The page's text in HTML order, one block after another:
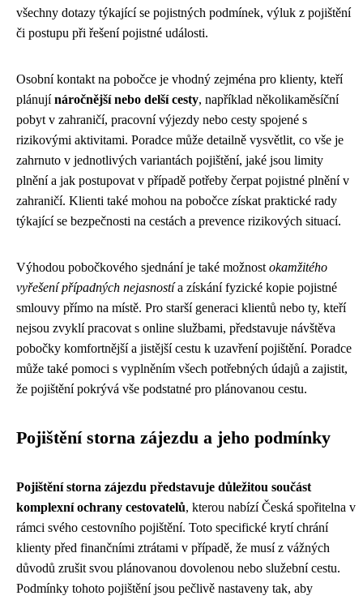
všechny dotazy týkající se pojistných podmínek, výluk z pojištění
či postupu při řešení pojistné události.
Osobní kontakt na pobočce je vhodný zejména pro klienty, kteří
plánujínáročnější nebo delší cesty, například několikaměsíční
pobyt v zahraničí, pracovní výjezdy nebo cesty spojené s
rizikovými aktivitami. Poradce může detailně vysvětlit, co vše je
zahrnuto v jednotlivých variantách pojištění, jaké jsou limity
plnění a jak postupovat v případě potřeby čerpat pojistné plnění v
zahraničí. Klienti také mohou na pobočce získat praktické rady
týkající se bezpečnosti na cestách a prevence rizikových situací.
Výhodou pobočkového sjednání je také možnost okamžitého
vyřešení případných nejasnostía získání fyzické kopie pojistné
smlouvy přímo na místě. Pro starší generaci klientů nebo ty, kteří
nejsou zvyklí pracovat s online službami, představuje návštěva
pobočky komfortnější a jistější cestu k uzavření pojištění. Poradce
může také pomoci s vyplněním všech potřebných údajů a zajistit,
že pojištění pokrývá vše podstatné pro plánovanou cestu.
Pojištění storna zájezdu a jeho podmínky
Pojištění storna zájezdu představuje důležitou součást
komplexní ochrany cestovatelů, kterou nabízí Česká spořitelna v
rámci svého cestovního pojištění. Toto specifické krytí chrání
klienty před finančními ztrátami v případě, že musí z vážných
důvodů zrušit svou plánovanou dovolenou nebo služební cestu.
Podmínky tohoto pojištění jsou pečlivě nastaveny tak, aby